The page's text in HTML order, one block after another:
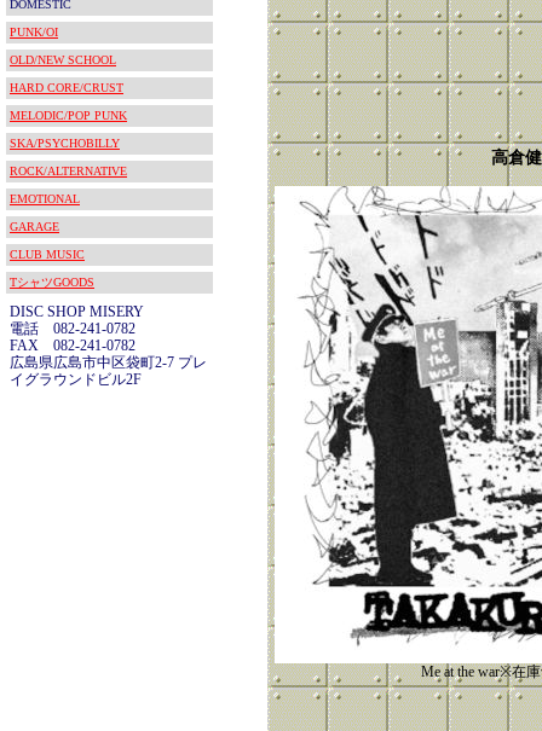
DOMESTIC
PUNK/OI
OLD/NEW SCHOOL
HARD CORE/CRUST
MELODIC/POP PUNK
SKA/PSYCHOBILLY
ROCK/ALTERNATIVE
EMOTIONAL
GARAGE
CLUB MUSIC
TシャツGOODS
DISC SHOP MISERY
電話 082-241-0782
FAX 082-241-0782
広島県広島市中区袋町2-7 プレ
イグラウンドビル2F
高倉健
Me at the war※在